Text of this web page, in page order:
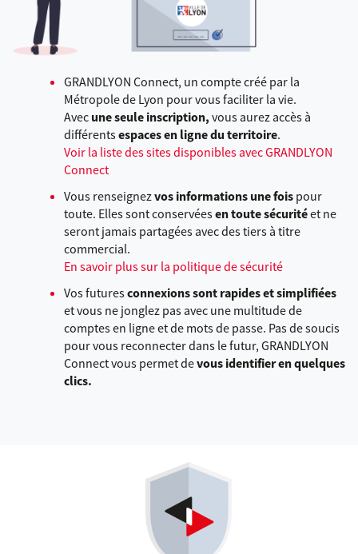
GRANDLYON Connect, un compte créé par la
Métropole de Lyon pour vous faciliter la vie.
Avec une seule inscription, vous aurez accès à
différentsespaces en ligne du territoire.
Voir la liste des sites disponibles avec GRANDLYON
Connect
Vous renseignezvos informations une fois pour
toute. Elles sont conservéesen toute sécuritéet ne
seront jamais partagées avec des tiers à titre
commercial.
En savoir plus sur la politique de sécurité
Vos futuresconnexions sont rapides et simplifiées
et vous ne jonglez pas avec une multitude de
comptes en ligne et de mots de passe. Pas de soucis
pour vous reconnecter dans le futur, GRANDLYON
Connect vous permet devous identifier en quelques
clics.